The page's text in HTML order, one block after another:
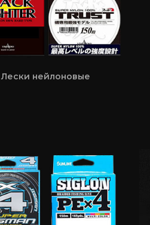
Лески нейлоновые